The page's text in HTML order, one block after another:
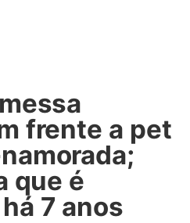
frente a pet
que é
7 anos